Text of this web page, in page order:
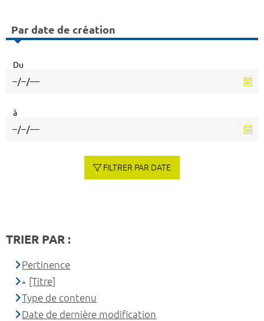
Par date de création
Du
à
FILTRER PAR DATE
TRIER PAR :
Pertinence
[Titre]
Type de contenu
Date de dernière modification